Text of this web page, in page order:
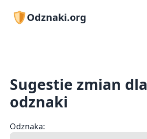
Odznaki.org
Sugestie zmian dla
odznaki
Odznaka: